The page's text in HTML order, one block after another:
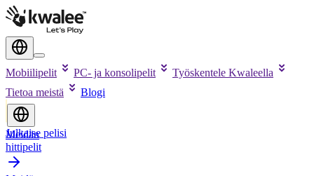
Mobiilipelit PC- ja konsolipelit
Työskentele Kwaleella
Tietoa meistä
Blogi
Julkaise pelisi
Meidän
hittipelit